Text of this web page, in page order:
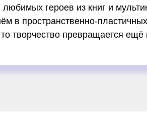
героев из книг и
в пространственно-
творчество превращается ещё